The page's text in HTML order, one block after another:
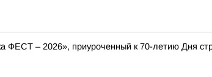
ФЕСТ – 2026», приуроченный к 70-летию Дня